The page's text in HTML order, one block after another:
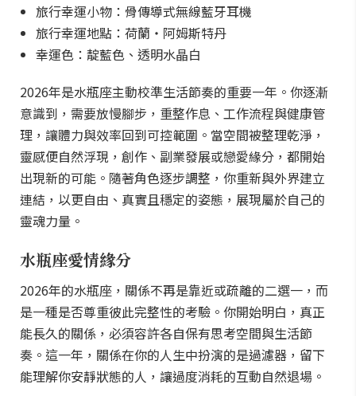
旅行幸運小物：骨傳導式無線藍牙耳機
旅行幸運地點：荷蘭・阿姆斯特丹
幸運色：靛藍色、透明水晶白
2026年是水瓶座主動校準生活節奏的重要一年。你逐漸
意識到，需要放慢腳步，重整作息、工作流程與健康管
理，讓體力與效率回到可控範圍。當空間被整理乾淨，
靈感便自然浮現，創作、副業發展或戀愛緣分，都開始
出現新的可能。隨著角色逐步調整，你重新與外界建立
連結，以更自由、真實且穩定的姿態，展現屬於自己的
靈魂力量。
水瓶座愛情緣分
2026年的水瓶座，關係不再是靠近或疏離的二選一，而
是一種是否尊重彼此完整性的考驗。你開始明白，真正
能長久的關係，必須容許各自保有思考空間與生活節
奏。這一年，關係在你的人生中扮演的是過濾器，留下
能理解你安靜狀態的人，讓過度消耗的互動自然退場。